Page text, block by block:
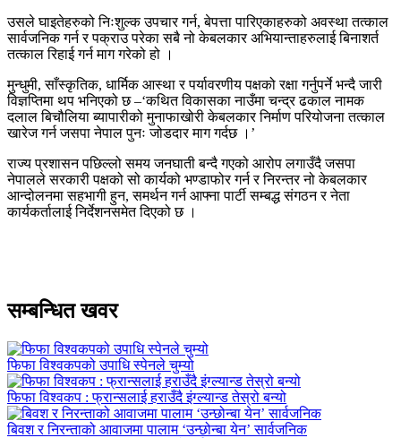
उसले घाइतेहरुको निःशुल्क उपचार गर्न, बेपत्ता पारिएकाहरुको अवस्था तत्काल
सार्वजनिक गर्न र पक्राउ परेका सबै नो केबलकार अभियान्ताहरुलाई बिनाशर्त
तत्काल रिहाई गर्न माग गरेको हो ।
मुन्धुमी, साँस्कृतिक, धार्मिक आस्था र पर्यावरणीय पक्षको रक्षा गर्नुपर्ने भन्दै जारी
विज्ञप्तिमा थप भनिएको छ –‘कथित विकासका नाउँमा चन्द्र ढकाल नामक
दलाल बिचौलिया ब्यापारीको मुनाफाखोरी केबलकार निर्माण परियोजना तत्काल
खारेज गर्न जसपा नेपाल पुनः जोडदार माग गर्दछ ।’
राज्य प्रशासन पछिल्लो समय जनघाती बन्दै गएको आरोप लगाउँदै जसपा
नेपालले सरकारी पक्षको सो कार्यको भण्डाफोर गर्न र निरन्तर नो केबलकार
आन्दोलनमा सहभागी हुन, समर्थन गर्न आफ्ना पार्टी सम्बद्ध संगठन र नेता
कार्यकर्तालाई निर्देशनसमेत दिएको छ ।
सम्बन्धित खवर
फिफा विश्वकपको उपाधि स्पेनले चुम्यो
फिफा विश्वकप : फ्रान्सलाई हराउँदै इंग्ल्यान्ड तेस्रो बन्यो
बिवश र निरन्ताको आवाजमा पालाम ‘उन्छोन्बा येन’ सार्वजनिक